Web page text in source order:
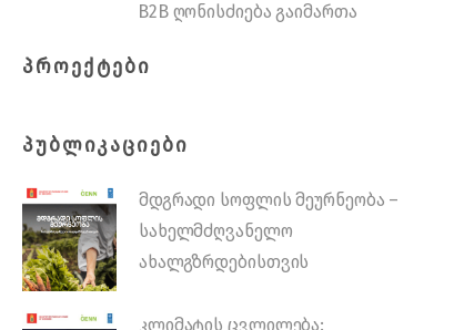
B2B ღონისძიება გაიმართა
ᲞᲠᲝᲔᲥᲢᲔᲑᲘ
ᲞᲣᲑᲚᲘᲙᲐᲪᲘᲔᲑᲘ
მდგრადი სოფლის მეურნეობა –
სახელმძღვანელო
ახალგზრდებისთვის
კლიმატის ცვლილება: